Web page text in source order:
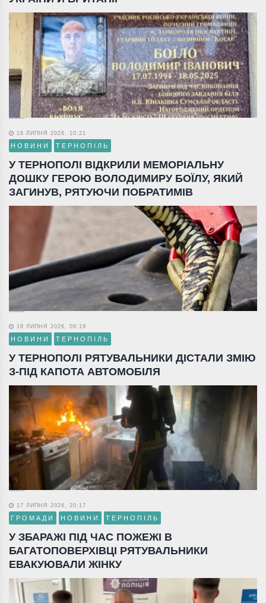
18 ЛИПНЯ 2026, 10:21
НОВИНИ ТЕРНОПІЛЬ
У ТЕРНОПОЛІ ВІДКРИЛИ МЕМОРІАЛЬНУ
ДОШКУ ГЕРОЮ ВОЛОДИМИРУ БОЇЛУ, ЯКИЙ
ЗАГИНУВ, РЯТУЮЧИ ПОБРАТИМІВ
18 ЛИПНЯ 2026, 06:19
НОВИНИ ТЕРНОПІЛЬ
У ТЕРНОПОЛІ РЯТУВАЛЬНИКИ ДІСТАЛИ ЗМІЮ
З-ПІД КАПОТА АВТОМОБІЛЯ
17 ЛИПНЯ 2026, 20:17
ГРОМАДИ НОВИНИ ТЕРНОПІЛЬ
У ЗБАРАЖІ ПІД ЧАС ПОЖЕЖІ В
БАГАТОПОВЕРХІВЦІ РЯТУВАЛЬНИКИ
ЕВАКУЮВАЛИ ЖІНКУ